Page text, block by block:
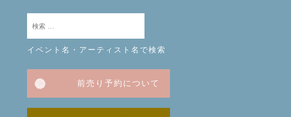
イベント名・アーティスト名で検索
前売り予約について